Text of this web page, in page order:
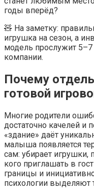
годы вперёд?
🧸 На заметку:
игрушка на сезон, а
модель прослужит
компании.
Почему
готовой
Многие родители
достаточно качелей и
«здание» даёт
малыша появляется
сам: убирает игрушки,
кого приглашать в
границы и
психологии